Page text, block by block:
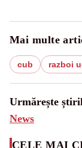
Mai multe
cub razboi
Urmărește
News
CELE MAI